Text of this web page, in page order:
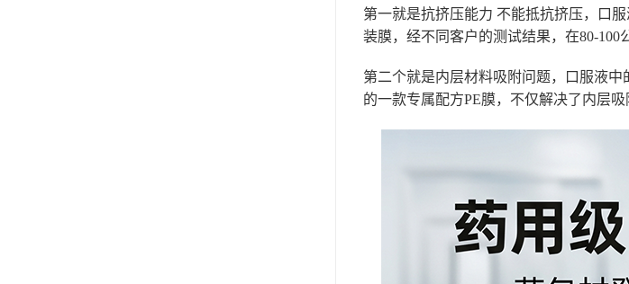
第一就是抗挤压能力 不能抵抗挤压，口
装膜，经不同客户的测试结果，在80-
第二个就是内层材料吸附问题，口服液
的一款专属配方PE膜，不仅解决了内层